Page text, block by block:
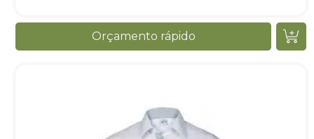
Orçamento rápido